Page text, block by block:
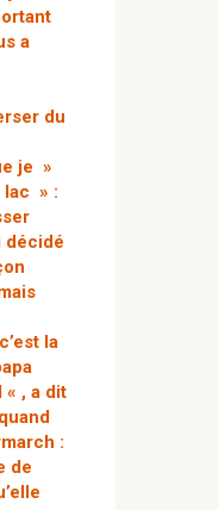
a
du
je »
lac » :
décidé
la
« , a dit
:
de